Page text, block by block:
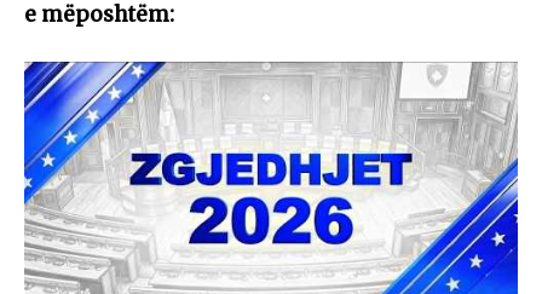
e mëposhtëm: